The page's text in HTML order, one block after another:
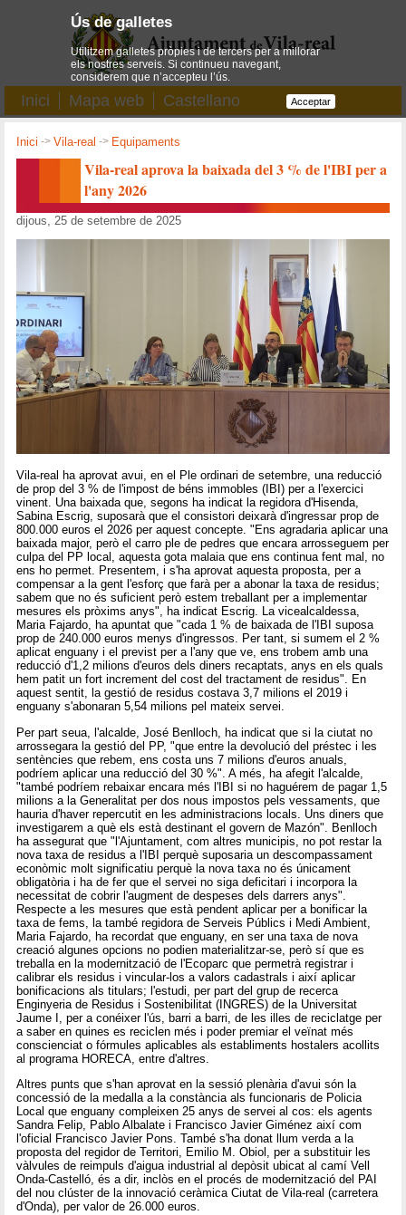
Inici Mapa web Castellano
Inici ->Vila-real -> Equipaments
Vila-real aprova la baixada del 3 % de l'IBI per a
l'any 2026
dijous, 25 de setembre de 2025
Vila-real ha aprovat avui, en el Ple ordinari de setembre, una reducció
de prop del 3 % de l'impost de béns immobles (IBI) per a l'exercici
vinent. Una baixada que, segons ha indicat la regidora d'Hisenda,
Sabina Escrig, suposarà que el consistori deixarà d'ingressar prop de
800.000 euros el 2026 per aquest concepte. "Ens agradaria aplicar una
baixada major, però el carro ple de pedres que encara arrosseguem per
culpa del PP local, aquesta gota malaia que ens continua fent mal, no
ens ho permet. Presentem, i s'ha aprovat aquesta proposta, per a
compensar a la gent l'esforç que farà per a abonar la taxa de residus;
sabem que no és suficient però estem treballant per a implementar
mesures els pròxims anys", ha indicat Escrig. La vicealcaldessa,
Maria Fajardo, ha apuntat que "cada 1 % de baixada de l'IBI suposa
prop de 240.000 euros menys d'ingressos. Per tant, si sumem el 2 %
aplicat enguany i el previst per a l'any que ve, ens trobem amb una
reducció d'1,2 milions d'euros dels diners recaptats, anys en els quals
hem patit un fort increment del cost del tractament de residus". En
aquest sentit, la gestió de residus costava 3,7 milions el 2019 i
enguany s'abonaran 5,54 milions pel mateix servei.
Per part seua, l'alcalde, José Benlloch, ha indicat que si la ciutat no
arrossegara la gestió del PP, "que entre la devolució del préstec i les
sentències que rebem, ens costa uns 7 milions d'euros anuals,
podríem aplicar una reducció del 30 %". A més, ha afegit l'alcalde,
"també podríem rebaixar encara més l'IBI si no haguérem de pagar 1,5
milions a la Generalitat per dos nous impostos pels vessaments, que
hauria d'haver repercutit en les administracions locals. Uns diners que
investigarem a què els està destinant el govern de Mazón". Benlloch
ha assegurat que "l'Ajuntament, com altres municipis, no pot restar la
nova taxa de residus a l'IBI perquè suposaria un descompassament
econòmic molt significatiu perquè la nova taxa no és únicament
obligatòria i ha de fer que el servei no siga deficitari i incorpora la
necessitat de cobrir l'augment de despeses dels darrers anys".
Respecte a les mesures que està pendent aplicar per a bonificar la
taxa de fems, la també regidora de Serveis Públics i Medi Ambient,
Maria Fajardo, ha recordat que enguany, en ser una taxa de nova
creació algunes opcions no podien materialitzar-se, però sí que es
treballa en la modernització de l'Ecoparc que permetrà registrar i
calibrar els residus i vincular-los a valors cadastrals i així aplicar
bonificacions als titulars; l'estudi, per part del grup de recerca
Enginyeria de Residus i Sostenibilitat (INGRES) de la Universitat
Jaume I, per a conéixer l'ús, barri a barri, de les illes de reciclatge per
a saber en quines es reciclen més i poder premiar el veïnat més
conscienciat o fórmules aplicables als establiments hostalers acollits
al programa HORECA, entre d'altres.
Altres punts que s'han aprovat en la sessió plenària d'avui són la
concessió de la medalla a la constància als funcionaris de Policia
Local que enguany compleixen 25 anys de servei al cos: els agents
Sandra Felip, Pablo Albalate i Francisco Javier Giménez així com
l'oficial Francisco Javier Pons. També s'ha donat llum verda a la
proposta del regidor de Territori, Emilio M. Obiol, per a substituir les
vàlvules de reimpuls d'aigua industrial al depòsit ubicat al camí Vell
Onda-Castelló, és a dir, inclòs en el procés de modernització del PAI
del nou clúster de la innovació ceràmica Ciutat de Vila-real (carretera
d'Onda), per valor de 26.000 euros.
Ús de galletes
Utilitzem galletes pròpies i de tercers per a millorar
els nostres serveis. Si continueu navegant,
considerem que n’accepteu l’ús.
Acceptar